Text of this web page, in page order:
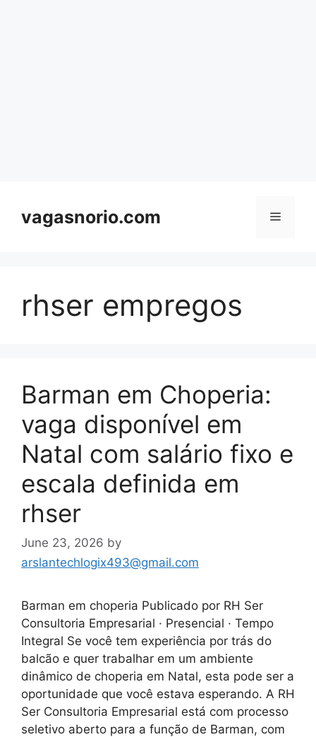
vagasnorio.com Menu
rhser empregos
Barman em Choperia:
vaga disponível em
Natal com salário fixo e
escala definida em
rhser
June 23, 2026 by
arslantechlogix493@gmail.com
Barman em choperia Publicado por RH Ser
Consultoria Empresarial · Presencial · Tempo
Integral Se você tem experiência por trás do
balcão e quer trabalhar em um ambiente
dinâmico de choperia em Natal, esta pode ser a
oportunidade que você estava esperando. A RH
Ser Consultoria Empresarial está com processo
seletivo aberto para a função de Barman, com